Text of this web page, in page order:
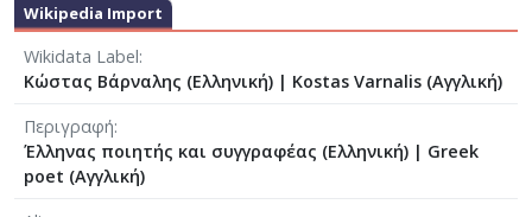
Wikipedia Import
Wikidata Label
Κώστας Βάρναλης (Ελληνική) | Kostas Varnalis (Αγγλική)
Περιγραφή
Έλληνας ποιητής και συγγραφέας (Ελληνική) | Greek
poet (Αγγλική)